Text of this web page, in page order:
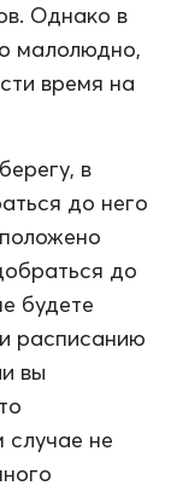
Однако в
малолюдно,
время на
в
до него
до
будете
расписанию
вы
случае не